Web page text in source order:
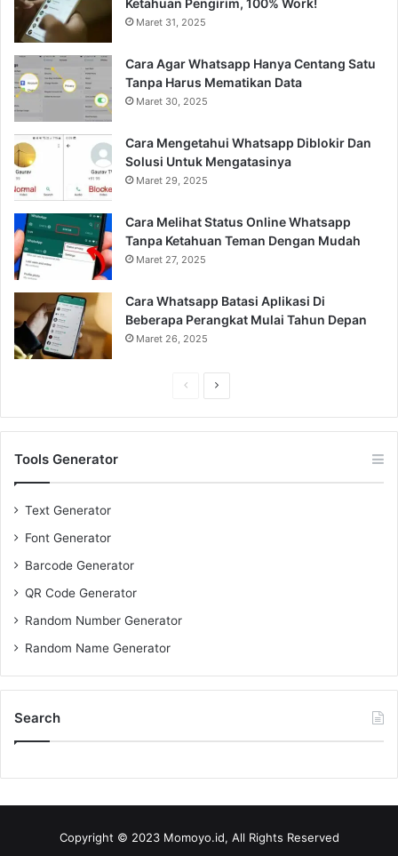
Ketahuan Pengirim, 100% Work!
Maret 31, 2025
Cara Agar Whatsapp Hanya Centang Satu
Tanpa Harus Mematikan Data
Maret 30, 2025
Cara Mengetahui Whatsapp Diblokir Dan
Solusi Untuk Mengatasinya
Maret 29, 2025
Cara Melihat Status Online Whatsapp
Tanpa Ketahuan Teman Dengan Mudah
Maret 27, 2025
Cara Whatsapp Batasi Aplikasi Di
Beberapa Perangkat Mulai Tahun Depan
Maret 26, 2025
PreviousNext
Tools Generator
Text Generator
Font Generator
Barcode Generator
QR Code Generator
Random Number Generator
Random Name Generator
Search
Copyright © 2023 Momoyo.id, All Rights Reserved